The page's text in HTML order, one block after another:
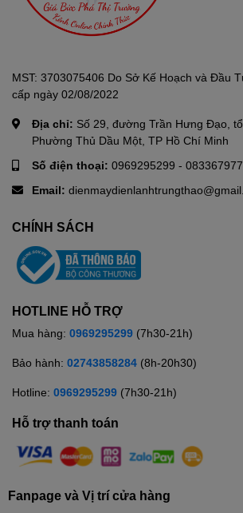
MST: 3703075406 Do Sở Kế Hoạch và Đầu
cấp ngày 02/08/2022
Địa chỉ: Số 29, đường Trần Hưng Đạo,
Phường Thủ Dầu Một, TP Hồ Chí Minh
Số điện thoại: 0969295299 -
Email:
CHÍNH SÁCH
HOTLINE HỖ TRỢ
Mua hàng: 0969295299 (7h30-21h)
Bảo hành: 02743858284 (8h-20h30)
Hotline: 0969295299 (7h30-21h)
Hỗ trợ thanh toán
Fanpage và Vị trí cửa hàng